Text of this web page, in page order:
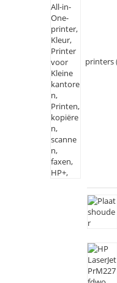
printers